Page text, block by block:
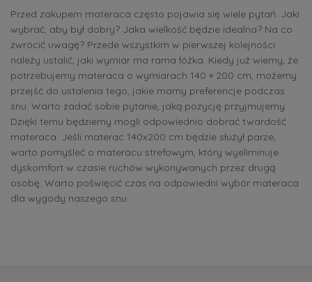
Przed zakupem materaca często pojawia się wiele pytań. Jaki
wybrać, aby był dobry? Jaka wielkość będzie idealna? Na co
zwrócić uwagę? Przede wszystkim w pierwszej kolejności
należy ustalić, jaki wymiar ma rama łóżka. Kiedy już wiemy, że
potrzebujemy materaca o wymiarach 140 × 200 cm, możemy
przejść do ustalenia tego, jakie mamy preferencje podczas
snu. Warto zadać sobie pytanie, jaką pozycję przyjmujemy.
Dzięki temu będziemy mogli odpowiednio dobrać twardość
materaca. Jeśli materac 140x200 cm będzie służył parze,
warto pomyśleć o materacu strefowym, który wyeliminuje
dyskomfort w czasie ruchów wykonywanych przez drugą
osobę. Warto poświęcić czas na odpowiedni wybór materaca
dla wygody naszego snu.